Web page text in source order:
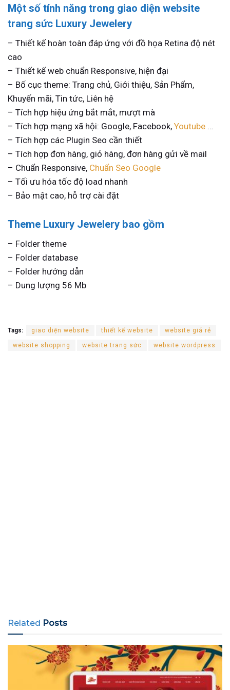
Một số tính năng trong giao diện website
trang sức Luxury Jewelery
– Thiết kế hoàn toàn đáp ứng với đồ họa Retina độ nét
cao
– Thiết kế web chuẩn Responsive, hiện đại
– Bố cục theme: Trang chủ, Giới thiệu, Sản Phẩm,
Khuyến mãi, Tin tức, Liên hệ
– Tích hợp hiệu ứng bắt mắt, mượt mà
– Tích hợp mạng xã hội: Google, Facebook, Youtube …
– Tích hợp các Plugin Seo cần thiết
– Tích hợp đơn hàng, giỏ hàng, đơn hàng gửi về mail
– Chuẩn Responsive, Chuẩn Seo Google
– Tối ưu hóa tốc độ load nhanh
– Bảo mật cao, hỗ trợ cài đặt
Theme Luxury Jewelery bao gồm
– Folder theme
– Folder database
– Folder hướng dẫn
– Dung lượng 56 Mb
Tags: giao diện website thiết kế website website giá rẻ
website shopping website trang sức website wordpress
Related Posts